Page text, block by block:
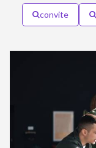
convite